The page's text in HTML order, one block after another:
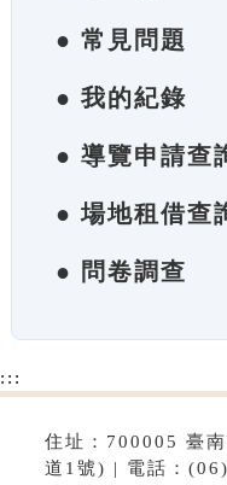
● 常見問題
● 我的紀錄
● 導覽申請查
● 場地租借查
● 問卷調查
:::
住址：700005 臺
道1號) | 電話：